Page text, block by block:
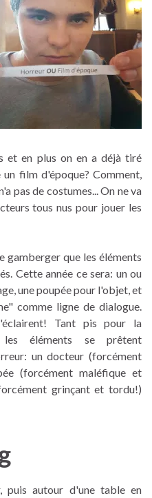
et en plus on en a déjà tiré
film d'époque? Comment,
pas de costumes... On ne va
tous nus pour jouer les
gamberger que les éléments
Cette année ce sera: un ou
une poupée pour l'objet, et
comme ligne de dialogue.
Tant pis pour la
éléments se prêtent
un docteur (forcément
(forcément maléfique et
grinçant et tordu!)
puis autour d'une table en